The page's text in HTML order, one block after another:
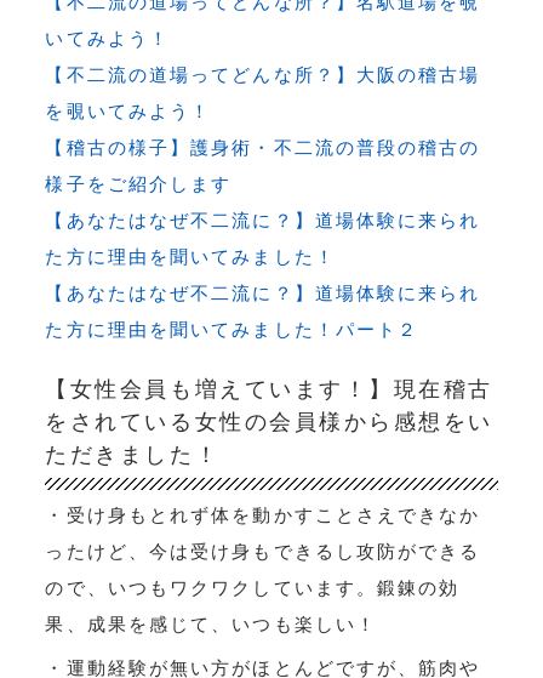
いてみよう！
【不二流の道場ってどんな所？】大阪の稽古場
を覗いてみよう！
【稽古の様子】護身術・不二流の普段の稽古の
様子をご紹介します
【あなたはなぜ不二流に？】道場体験に来られ
た方に理由を聞いてみました！
【あなたはなぜ不二流に？】道場体験に来られ
た方に理由を聞いてみました！パート２
【女性会員も増えています！】現在稽古
をされている女性の会員様から感想をい
ただきました！
・受け身もとれず体を動かすことさえできなか
ったけど、今は受け身もできるし攻防ができる
ので、いつもワクワクしています。鍛錬の効
果、成果を感じて、いつも楽しい！
・運動経験が無い方がほとんどですが、筋肉や